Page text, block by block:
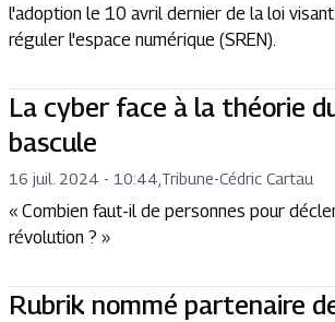
l'adoption le 10 avril dernier de la loi
réguler l'espace numérique (SREN).
La cyber face à la théorie
bascule
16 juil. 2024 - 10:44 Tribune-Cédric Cartau
« Combien faut-il de personnes pour
révolution ? »
Rubrik nommé partenaire